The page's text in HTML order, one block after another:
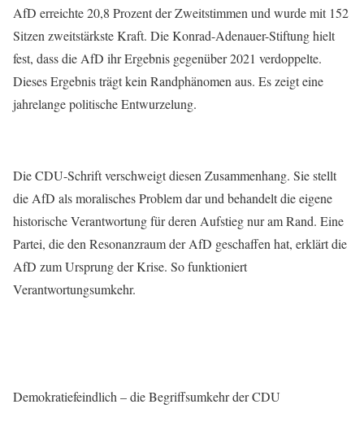
AfD erreichte 20,8 Prozent der Zweitstimmen und wurde mit 152
Sitzen zweitstärkste Kraft. Die Konrad-Adenauer-Stiftung hielt
fest, dass die AfD ihr Ergebnis gegenüber 2021 verdoppelte.
Dieses Ergebnis trägt kein Randphänomen aus. Es zeigt eine
jahrelange politische Entwurzelung.
Die CDU-Schrift verschweigt diesen Zusammenhang. Sie stellt
die AfD als moralisches Problem dar und behandelt die eigene
historische Verantwortung für deren Aufstieg nur am Rand. Eine
Partei, die den Resonanzraum der AfD geschaffen hat, erklärt die
AfD zum Ursprung der Krise. So funktioniert
Verantwortungsumkehr.
Demokratiefeindlich – die Begriffsumkehr der CDU